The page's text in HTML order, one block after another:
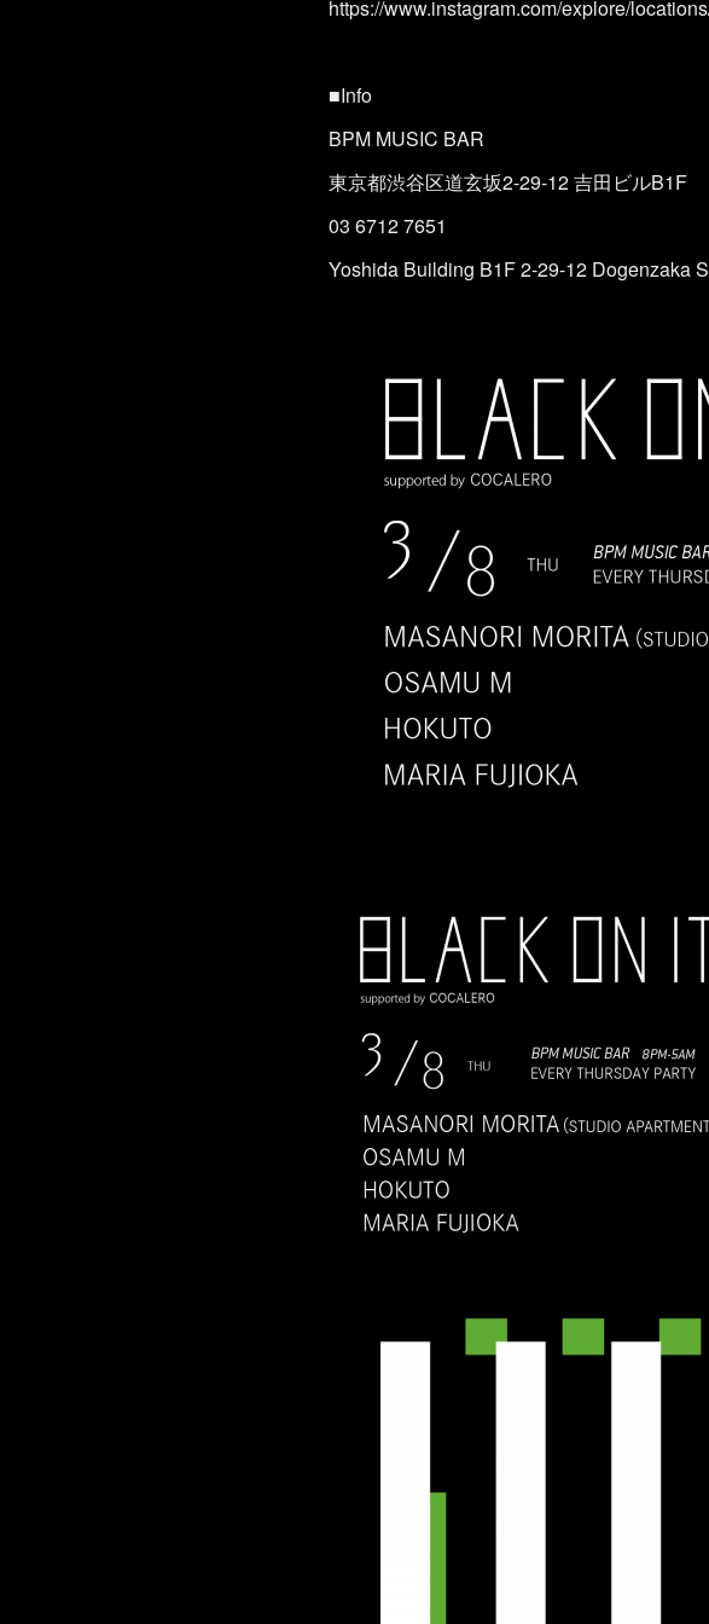
https://www.instagram.com/explore/
■Info
BPM MUSIC BAR
東京都渋谷区道玄坂2-29-12 吉田ビルB1F
03 6712 7651
Yoshida Building B1F 2-29-12 Dogenzaka